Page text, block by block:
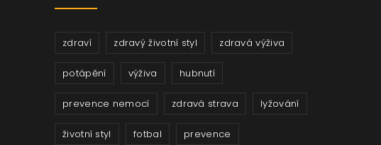
zdraví zdravý životní styl zdravá výživa
potápění výživa hubnutí
prevence nemocí zdravá strava lyžování
životní styl fotbal prevence